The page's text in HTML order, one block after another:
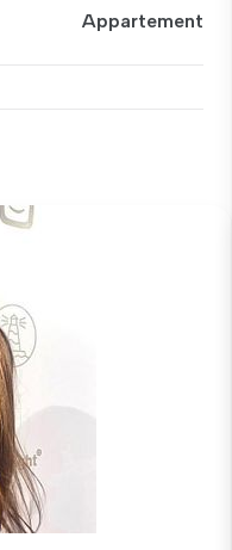
Appartement